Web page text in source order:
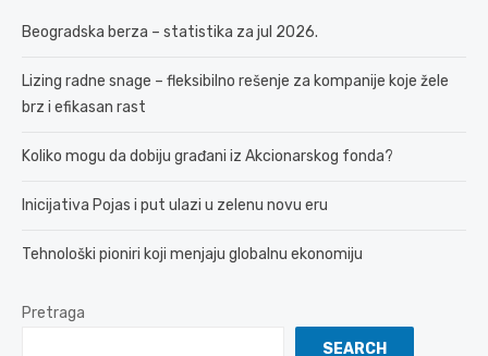
Beogradska berza – statistika za jul 2026.
Lizing radne snage – fleksibilno rešenje za kompanije koje žele
brz i efikasan rast
Koliko mogu da dobiju građani iz Akcionarskog fonda?
Inicijativa Pojas i put ulazi u zelenu novu eru
Tehnološki pioniri koji menjaju globalnu ekonomiju
Pretraga
SEARCH